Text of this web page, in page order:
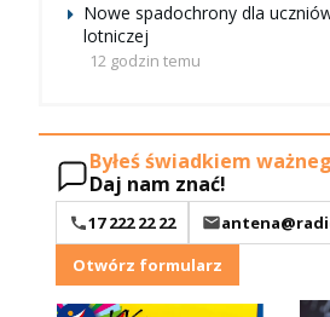
Nowe spadochrony dla
lotniczej
12 godzin temu
Byłeś świadkiem
Daj nam znać!
17 222 22 22
Otwórz formularz